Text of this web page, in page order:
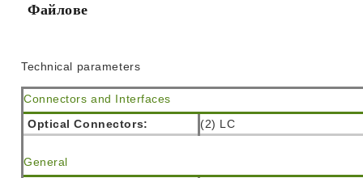
Файлове
Technical parameters
Connectors and Interfaces
Optical Connectors:
(2) LC
General